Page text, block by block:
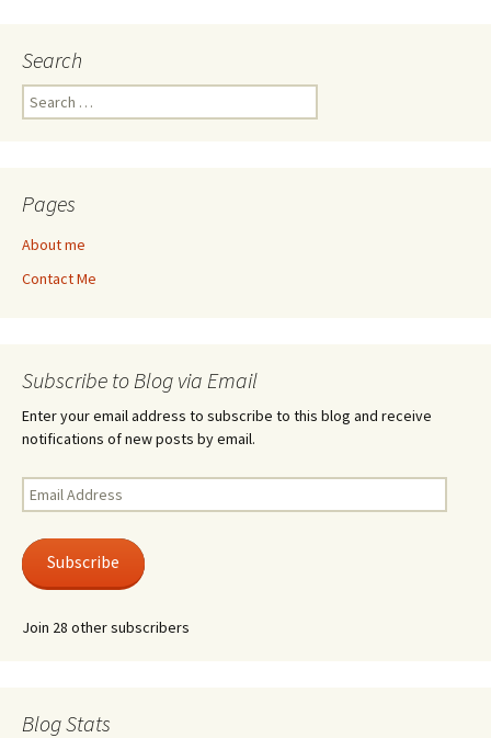
Search
Search
for:
Pages
About me
Contact Me
Subscribe to Blog via Email
Enter your email address to subscribe to this blog and receive
notifications of new posts by email.
Email
Address
Subscribe
Join 28 other subscribers
Blog Stats